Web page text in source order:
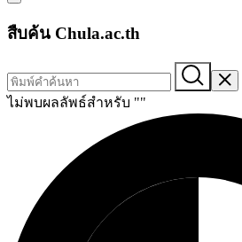
สืบค้น Chula.ac.th
ไม่พบผลลัพธ์สำหรับ ""